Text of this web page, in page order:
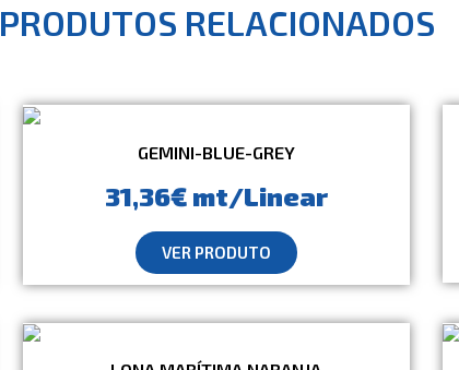
PRODUTOS RELACIONADOS
GEMINI-BLUE-GREY
31,36€ mt/Linear
VER PRODUTO